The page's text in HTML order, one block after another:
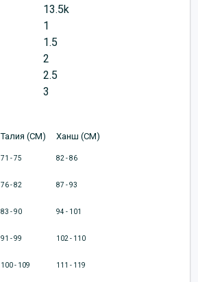
13.5k
1
1.5
2
2.5
3
Талия (CM) Ханш (CM)
71 - 75 82 - 86
76 - 82 87 - 93
83 - 90 94 - 101
91 - 99 102 - 110
100 - 109 111 - 119